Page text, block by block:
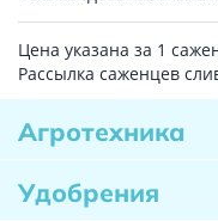
Цена указана за 1
Рассылка саженцев
Агротехника
Удобрения